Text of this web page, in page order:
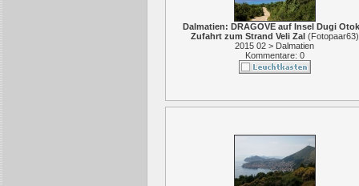
Dalmatien: DRAGOVE auf Insel Dugi
Zufahrt zum Strand Veli Zal(Fotopaar63)
2015 02 > Dalmatien
Kommentare: 0